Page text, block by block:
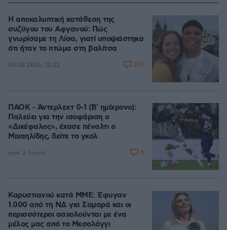
Η αποκαλυπτική κατάθεση της
συζύγου του Αφγανού: Πώς
γνωρίσαμε τη Λίσα, γιατί υποψιάστηκα
ότι ήταν το πτώμα στη βαλίτσα
06.08.2026, 12:32 273
ΠΑΟΚ - Άντερλεχτ 0-1 (Β' ημίχρονο):
Παλεύει για την ισοφάριση ο
«Δικέφαλος», έχασε πέναλτι ο
Μιχαηλίδης, δείτε το γκολ
πριν 2 λεπτά 6
Καρυστιανού κατά ΜΜΕ: Έφυγαν
1.000 από τη ΝΔ για Σαμαρά και οι
περισσότεροι ασχολούνται με ένα
μέλος μας από το Μεσολόγγι